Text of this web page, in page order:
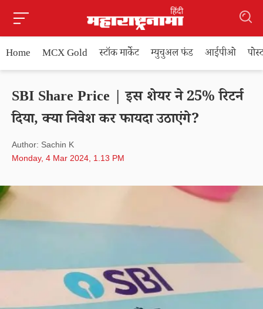
Home MCX Gold स्टॉक मार्केट म्युचुअल फंड आईपीओ
SBI Share Price | इस शेयर ने 25% रिटर्न
दिया, क्या निवेश कर फायदा उठाएंगे?
Author: Sachin K
Monday, 4 Mar 2024, 1.13 PM